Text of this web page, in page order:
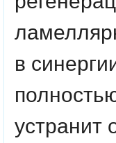
в
устранит